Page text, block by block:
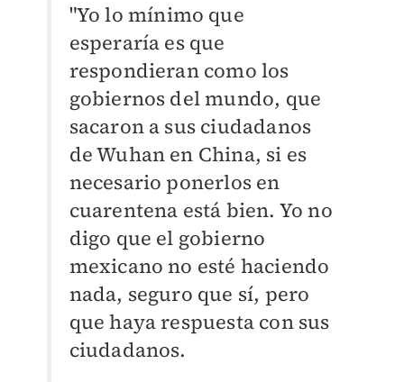
"Yo lo mínimo que
esperaría es que
respondieran como los
gobiernos del mundo, que
sacaron a sus ciudadanos
de Wuhan en China, si es
necesario ponerlos en
cuarentena está bien. Yo no
digo que el gobierno
mexicano no esté haciendo
nada, seguro que sí, pero
que haya respuesta con sus
ciudadanos.